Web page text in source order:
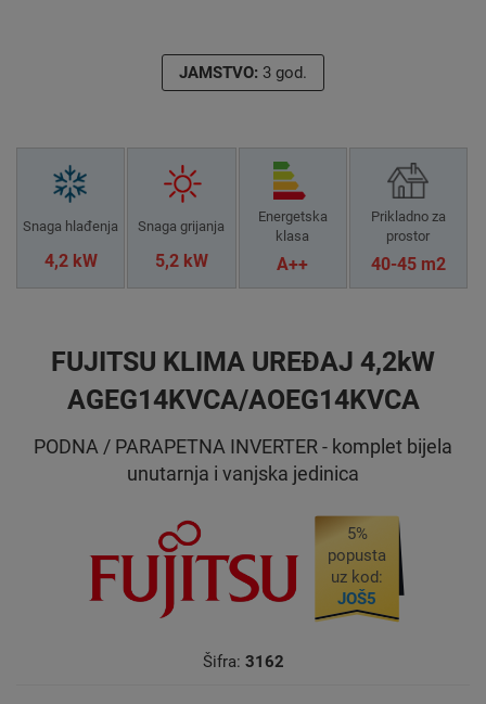
JAMSTVO: 3 god.
Snaga hlađenja
4,2 kW
Snaga grijanja
5,2 kW
Energetska
klasa
A++
Prikladno za
prostor
40-45 m2
FUJITSU KLIMA UREĐAJ 4,2kW
AGEG14KVCA/AOEG14KVCA
PODNA / PARAPETNA INVERTER - komplet bijela
unutarnja i vanjska jedinica
5%
popusta
uz kod:
JOŠ5
Šifra: 3162